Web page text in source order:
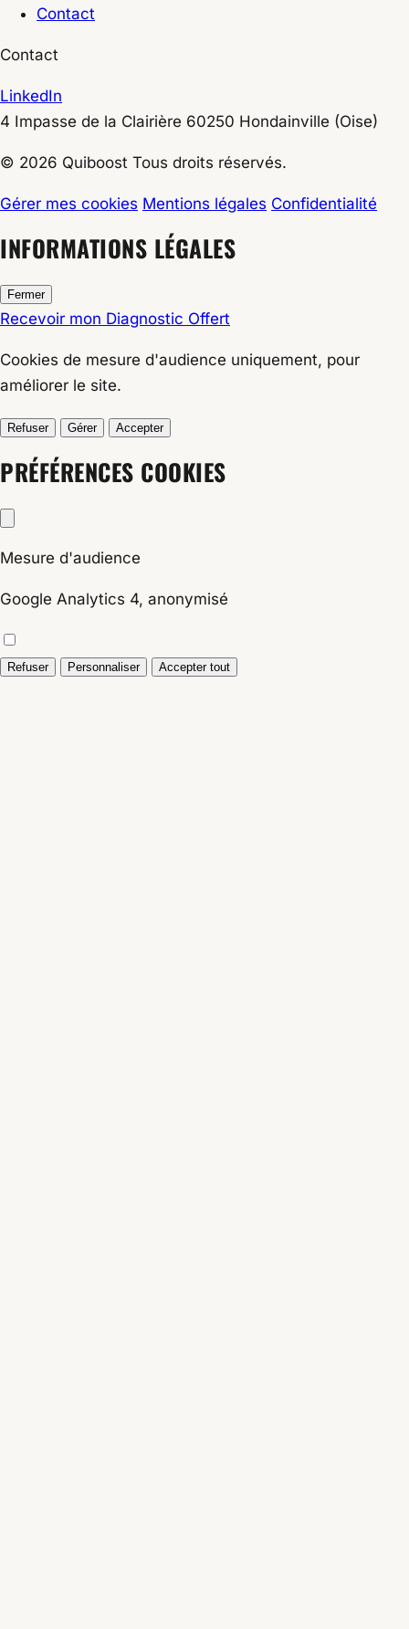
Contact
Contact
LinkedIn
4 Impasse de la Clairière 60250 Hondainville (Oise)
© 2026 Quiboost Tous droits réservés.
Gérer mes cookies Mentions légales Confidentialité
INFORMATIONS LÉGALES
Fermer
Recevoir mon Diagnostic Offert
Cookies de mesure d'audience uniquement, pour
améliorer le site.
Refuser Gérer Accepter
PRÉFÉRENCES COOKIES
Mesure d'audience
Google Analytics 4, anonymisé
Refuser Personnaliser Accepter tout